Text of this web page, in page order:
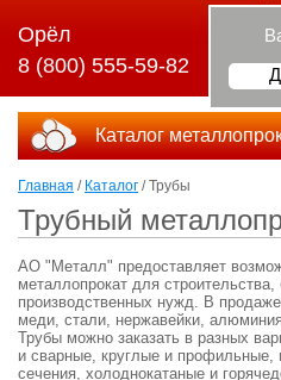
Орёл
8 (800) 555-59-82
Каталог
Главная / Каталог / Трубы
Трубный
АО "Металл" предоставляет
металлопрокат для
производственных нужд. В
меди, стали, нержавейки,
Трубы можно заказать в разных
и сварные, круглые и профильные,
сечения, холоднокатаные и